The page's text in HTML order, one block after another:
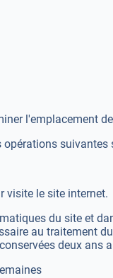
l'emplacement
suivantes
visite le site internet.
du site et
au traitement
deux ans